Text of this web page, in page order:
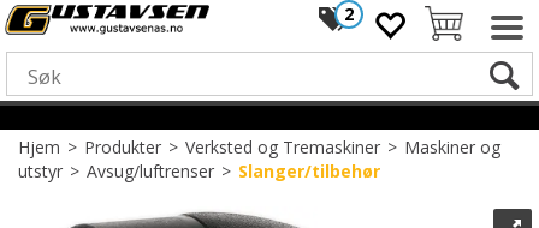
2
Hjem>Produkter>Verksted og Tremaskiner>Maskiner og
utstyr>Avsug/luftrenser>Slanger/tilbehør